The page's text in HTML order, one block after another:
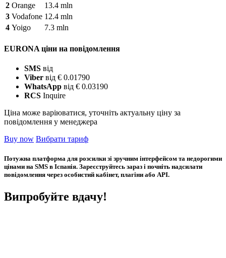
2 Orange
13.4 mln
3 Vodafone 12.4 mln
4 Yoigo 7.3 mln
EURONA ціни на повідомлення
SMS від
Viber від € 0.01790
WhatsApp від € 0.03190
RCS Inquire
Ціна може варіюватися, уточніть актуальну ціну за
повідомлення у менеджера
Buy now Вибрати тариф
Потужна платформа для розсилки зі зручним інтерфейсом та недорогими
цінами на SMS в Іспанія. Зареєструйтесь зараз і почніть надсилати
повідомлення через особистий кабінет, плагіни або API.
Випробуйте вдачу!